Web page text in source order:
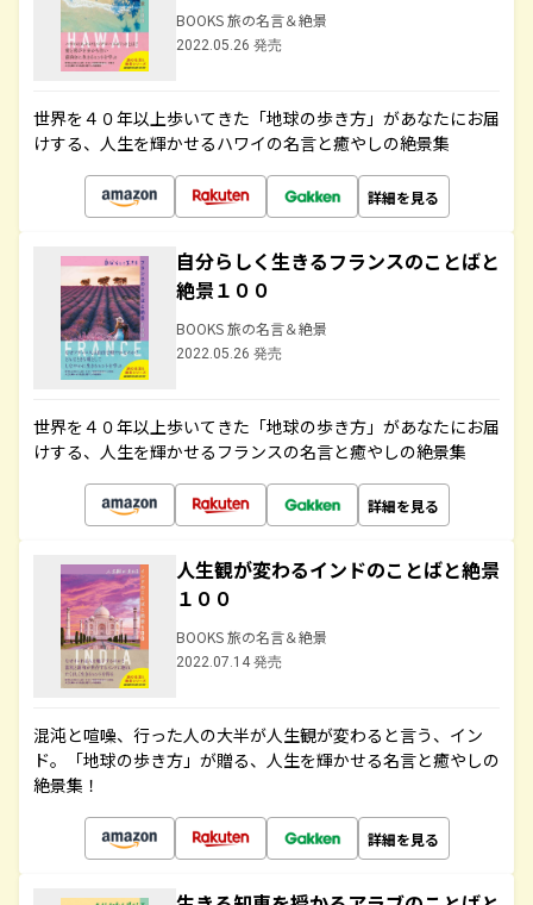
BOOKS 旅の名言＆絶景
2022.05.26 発売
世界を４０年以上歩いてきた「地球の歩き方」があなたにお届
けする、人生を輝かせるハワイの名言と癒やしの絶景集
詳細を見る
自分らしく生きるフランスのことばと
絶景１００
BOOKS 旅の名言＆絶景
2022.05.26 発売
世界を４０年以上歩いてきた「地球の歩き方」があなたにお届
けする、人生を輝かせるフランスの名言と癒やしの絶景集
詳細を見る
人生観が変わるインドのことばと絶景
１００
BOOKS 旅の名言＆絶景
2022.07.14 発売
混沌と喧噪、行った人の大半が人生観が変わると言う、イン
ド。「地球の歩き方」が贈る、人生を輝かせる名言と癒やしの
絶景集！
詳細を見る